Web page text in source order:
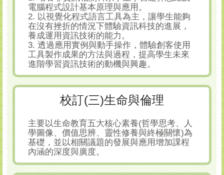
電腦程式設計基本原理與應用。
2. 以視覺化程式語言工具為主，讓學生能夠
在沒有挫折的情況下體驗資訊科技的進展，
養成運用資訊技術的能力。
3. 透過應用實例與動手操作，體驗創客使用
工具製作成果的方法與過程，提高學生未來
進階學習資訊技術的動機與興趣。
校訂(三)生命與倫理
主要以生命教育五大核心素養(哲學思考、人
學圖像、價值思辨、靈性修養與終極關懷)為
基礎，並以相關議題的發展與應用增加課程
內涵的深度與廣度。